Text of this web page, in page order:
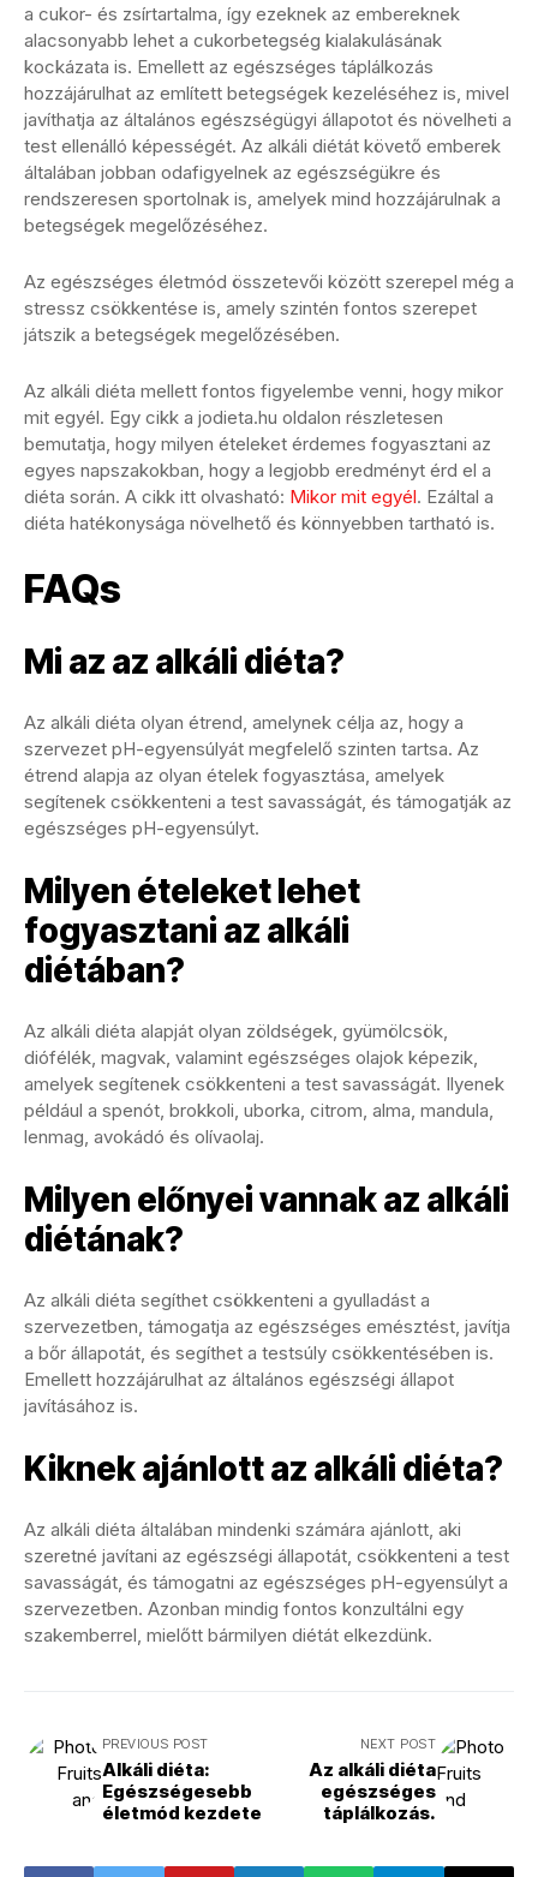
a cukor- és zsírtartalma, így ezeknek az embereknek
alacsonyabb lehet a cukorbetegség kialakulásának
kockázata is. Emellett az egészséges táplálkozás
hozzájárulhat az említett betegségek kezeléséhez is, mivel
javíthatja az általános egészségügyi állapotot és növelheti a
test ellenálló képességét. Az alkáli diétát követő emberek
általában jobban odafigyelnek az egészségükre és
rendszeresen sportolnak is, amelyek mind hozzájárulnak a
betegségek megelőzéséhez.
Az egészséges életmód összetevői között szerepel még a
stressz csökkentése is, amely szintén fontos szerepet
játszik a betegségek megelőzésében.
Az alkáli diéta mellett fontos figyelembe venni, hogy mikor
mit egyél. Egy cikk a jodieta.hu oldalon részletesen
bemutatja, hogy milyen ételeket érdemes fogyasztani az
egyes napszakokban, hogy a legjobb eredményt érd el a
diéta során. A cikk itt olvasható: Mikor mit egyél. Ezáltal a
diéta hatékonysága növelhető és könnyebben tartható is.
FAQs
Mi az az alkáli diéta?
Az alkáli diéta olyan étrend, amelynek célja az, hogy a
szervezet pH-egyensúlyát megfelelő szinten tartsa. Az
étrend alapja az olyan ételek fogyasztása, amelyek
segítenek csökkenteni a test savasságát, és támogatják az
egészséges pH-egyensúlyt.
Milyen ételeket lehet
fogyasztani az alkáli
diétában?
Az alkáli diéta alapját olyan zöldségek, gyümölcsök,
diófélék, magvak, valamint egészséges olajok képezik,
amelyek segítenek csökkenteni a test savasságát. Ilyenek
például a spenót, brokkoli, uborka, citrom, alma, mandula,
lenmag, avokádó és olívaolaj.
Milyen előnyei vannak az alkáli
diétának?
Az alkáli diéta segíthet csökkenteni a gyulladást a
szervezetben, támogatja az egészséges emésztést, javítja
a bőr állapotát, és segíthet a testsúly csökkentésében is.
Emellett hozzájárulhat az általános egészségi állapot
javításához is.
Kiknek ajánlott az alkáli diéta?
Az alkáli diéta általában mindenki számára ajánlott, aki
szeretné javítani az egészségi állapotát, csökkenteni a test
savasságát, és támogatni az egészséges pH-egyensúlyt a
szervezetben. Azonban mindig fontos konzultálni egy
szakemberrel, mielőtt bármilyen diétát elkezdünk.
PREVIOUS POST
Alkáli diéta:
Egészségesebb
életmód kezdete
NEXT POST
Az alkáli diéta
egészséges
táplálkozás.